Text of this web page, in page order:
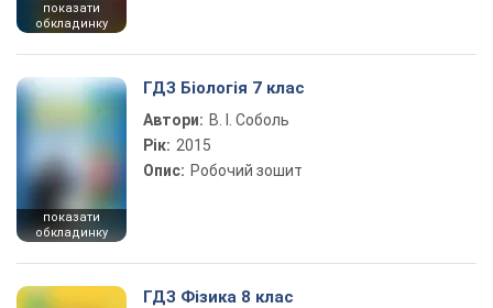
показати
обкладинку
показати
обкладинку
ГДЗ Біологія 7 клас
Автори: В. І. Соболь
Рік: 2015
Опис: Робочий зошит
ГДЗ Фізика 8 клас